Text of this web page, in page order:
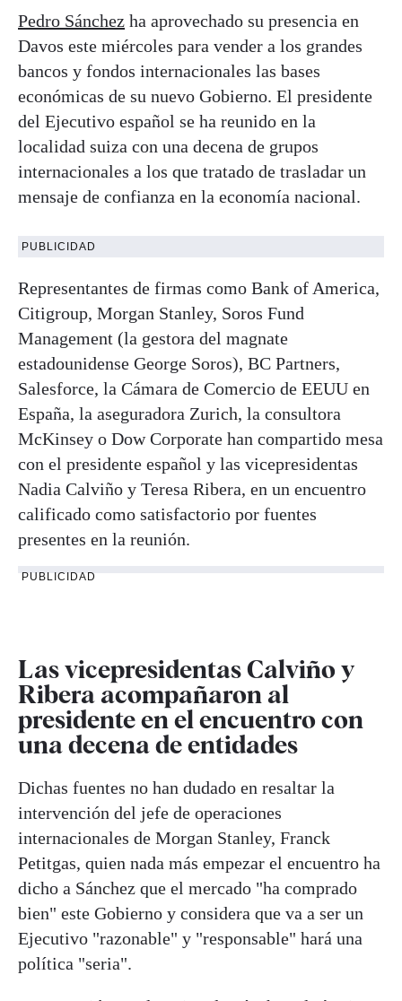
Pedro Sánchez ha aprovechado su presencia en
Davos este miércoles para vender a los grandes
bancos y fondos internacionales las bases
económicas de su nuevo Gobierno. El presidente
del Ejecutivo español se ha reunido en la
localidad suiza con una decena de grupos
internacionales a los que tratado de trasladar un
mensaje de confianza en la economía nacional.
PUBLICIDAD
Representantes de firmas como Bank of America,
Citigroup, Morgan Stanley, Soros Fund
Management (la gestora del magnate
estadounidense George Soros), BC Partners,
Salesforce, la Cámara de Comercio de EEUU en
España, la aseguradora Zurich, la consultora
McKinsey o Dow Corporate han compartido mesa
con el presidente español y las vicepresidentas
Nadia Calviño y Teresa Ribera, en un encuentro
calificado como satisfactorio por fuentes
presentes en la reunión.
PUBLICIDAD
Las vicepresidentas Calviño y
Ribera acompañaron al
presidente en el encuentro con
una decena de entidades
Dichas fuentes no han dudado en resaltar la
intervención del jefe de operaciones
internacionales de Morgan Stanley, Franck
Petitgas, quien nada más empezar el encuentro ha
dicho a Sánchez que el mercado "ha comprado
bien" este Gobierno y considera que va a ser un
Ejecutivo "razonable" y "responsable" hará una
política "seria".